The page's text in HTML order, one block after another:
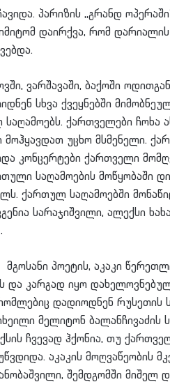
პარიზის ,,გრანდ
დაირქვა, რომ
ვარშავაში, ბაქოში
სხვა ქვეყნებში
ქართველები ჩოხა
მოჰყავდათ უცხო მსმენელი.
კონცერტები ქართველი
საღამოების მოწყობაში
ქართულ საღამოებში
სარაჯიშვილი, ალექსი
პოეტის, აკა­კი
კარგად იყო
დადიოდნენ რუსეთის
მელიტონ ბალანჩივაძის
ჩვევად ჰქონია, თუ
აკაკის მოღ­ვა­წე­ო­ბის
შემ­დგომ­ში მი­შელ